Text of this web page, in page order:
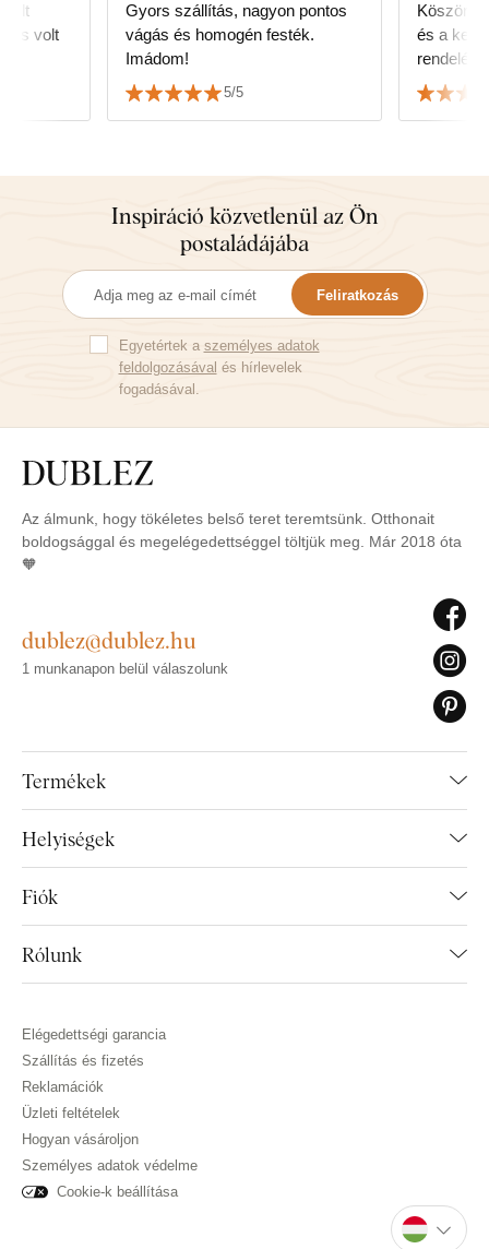
volt
Gyors szállítás, nagyon pontos
vágás és homogén festék.
Imádom!
5/5
és a
rendelés
mandala
Inspiráció közvetlenül az Ön
postaládájába
Feliratkozás
Egyetértek a személyes adatok
feldolgozásával és hírlevelek
fogadásával.
Az álmunk, hogy tökéletes belső teret teremtsünk. Otthonait
boldogsággal és megelégedettséggel töltjük meg. Már 2018 óta
🧡
Termékek
Helyiségek
Fiók
Rólunk
dublez@dublez.hu
1 munkanapon belül válaszolunk
Elégedettségi garancia
Szállítás és fizetés
Reklamációk
Üzleti feltételek
Hogyan vásároljon
Személyes adatok védelme
Cookie-k beállítása